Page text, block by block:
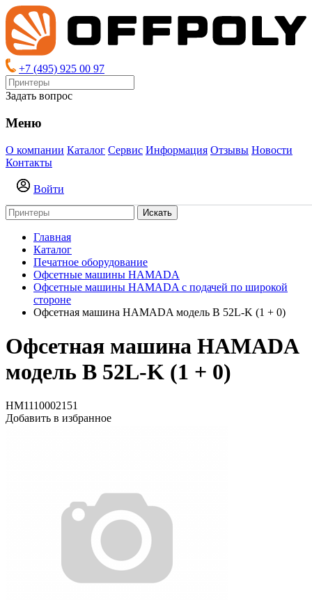
+7 (495) 925 00 97
Задать вопрос
Меню
О компании Каталог Сервис Информация Отзывы Новости
Контакты
Войти
Искать
Главная
Каталог
Печатное оборудование
Офсетные машины HAMADA
Офсетные машины HAMADA с подачей по широкой
стороне
Офсетная машина HAMADA модель B 52L-K (1 + 0)
Офсетная машина HAMADA
модель B 52L-K (1 + 0)
HM1110002151
Добавить в избранное